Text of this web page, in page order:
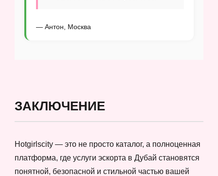
— Антон, Москва
ЗАКЛЮЧЕНИЕ
Hotgirlscity — это не просто каталог, а полноценная
платформа, где услуги эскорта в Дубай становятся
понятной, безопасной и стильной частью вашей